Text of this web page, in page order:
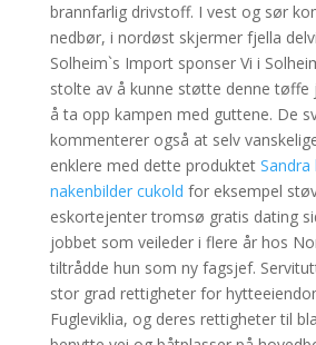
brannfarlig drivstoff. I vest og sør
nedbør, i nordøst skjermer fjella
Solheim`s Import sponser Vi i
stolte av å kunne støtte denne tøffe
å ta opp kampen med guttene. De
kommenterer også at selv
enklere med dette produktet Sandra
nakenbilder cukold for eksempel
eskortejenter tromsø gratis dating
jobbet som veileder i flere år hos
tiltrådde hun som ny fagsjef.
stor grad rettigheter for
Fugleviklia, og deres rettigheter til